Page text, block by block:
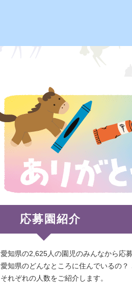
応募園紹介
愛知県の2,625人の園児のみんなから応
愛知県のどんなところに住んでいるの
それぞれの人数をご紹介します。